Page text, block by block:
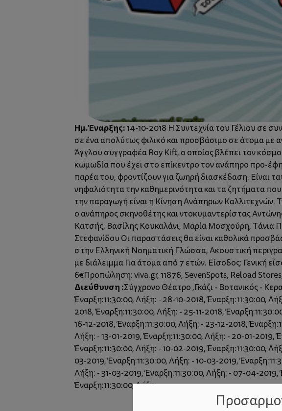
Ημ. Έναρξης:14-10-2018 H Συντεχνία του Γέλιου σε
σε ένα απολύτως φιλικό και προσβάσιμο σε άτομα με
Άγγλου συγγραφέα Roy Kift, ο οποίος βλέπει τον
κωμωδία που έχει στο επίκεντρο τον ανάπηρο προ-
παρέα του, φροντίζουν για ζωηρή διασκέδαση. Είναι
νηφαλιότητα την καθημερινότητα και τα ζητήματα
την παραγωγή είναι η Κίνηση Ανάπηρων Καλλιτεχνών.
ο ανάπηρος σκηνοθέτης και ντοκυμαντερίστας
Κατσής, Βασίλης Κουκαλάνι, Μαρία Μοσχούρη, Τάνια
Στεφανίδου Οι παραστάσεις θα είναι καθολικά
στην Ελληνική Νοηματική Γλώσσα, Ακουστική
με διάλειμμα Για άτομα από 7 ετών. Είσοδος: Γενική
6€ ​Προπώληση: viva.gr, 11876, SevenSpots, Reload
Διεύθυνση :Σύγχρονο Θέατρο ,Γκάζι - Βοτανικός -
Έναρξη:11:30:00, Λήξη: - 28-10-2018, Έναρξη:11:30:00,
2018, Έναρξη:11:30:00, Λήξη: - 25-11-2018,
16-12-2018, Έναρξη:11:30:00, Λήξη: - 23-12-2018,
Λήξη: - 13-01-2019, Έναρξη:11:30:00, Λήξη: - 20-01-
Έναρξη:11:30:00, Λήξη: - 10-02-2019, Έναρξη:11:30:00,
03-2019, Έναρξη:11:30:00, Λήξη: - 10-03-2019,
Λήξη: - 31-03-2019, Έναρξη:11:30:00, Λήξη: - 07-04-
Έναρξη:11:30:00, Λήξη: -